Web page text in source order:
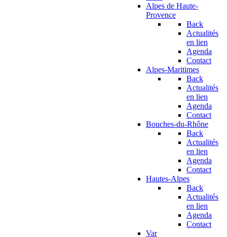
Alpes de Haute-
Provence
Back
Actualités
en lien
Agenda
Contact
Alpes-Maritimes
Back
Actualités
en lien
Agenda
Contact
Bouches-du-Rhône
Back
Actualités
en lien
Agenda
Contact
Hautes-Alpes
Back
Actualités
en lien
Agenda
Contact
Var